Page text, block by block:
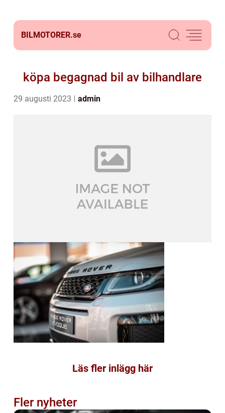
BILMOTORER.se
köpa begagnad bil av bilhandlare
29 augusti 2023 admin
Läs fler inlägg här
Fler nyheter